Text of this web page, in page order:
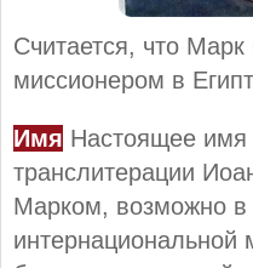
Считается, что
миссионером в
Имя Настоящее имя
транслитерации
Марком, возможно в
интернациональной